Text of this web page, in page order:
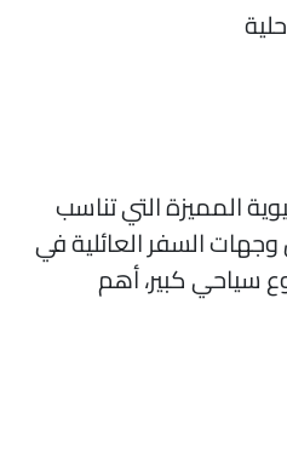
المميزة التي تناسب
السفر العائلية في
كبير، أهم